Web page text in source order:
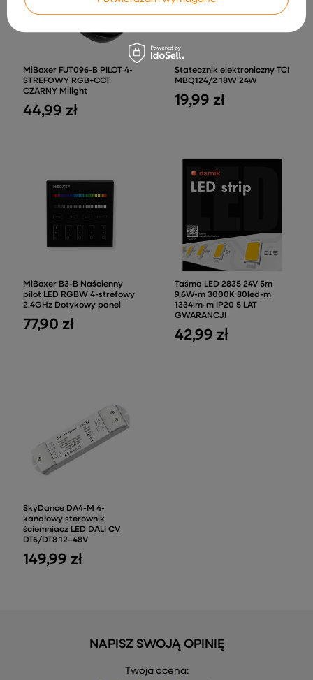
MiBoxer FUT096-B PILOT 4-
STREFOWY RGB+CCT
CZARNY Milight
44,99 zł
Statecznik elektroniczny TCI
MBQ124/2 18W 24W
19,99 zł
MiBoxer B3-B Naścienny
pilot LED RGBW 4-strefowy
2.4GHz Dotykowy panel
77,90 zł
Taśma LED 2835 24V 5m
9,6W-m 3000K 80led-m
1334lm-m IP20 5 LAT
GWARANCJI
42,99 zł
SkyDance DA4-M 4-
kanałowy sterownik
ściemniacz LED DALI CV
DT6/DT8 12–48V
149,99 zł
NAPISZ SWOJĄ OPINIĘ
Twoja ocena: